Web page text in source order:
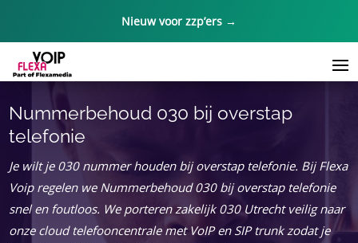
Nieuw voor zzp’ers →
Nummerbehoud 030 bij overstap
telefonie
Je wilt je 030 nummer houden bij overstap telefonie. Bij Flexa
Voip regelen we Nummerbehoud 030 bij overstap telefonie
snel en foutloos. We porteren zakelijk 030 Utrecht veilig naar
onze cloud telefooncentrale met VoIP en SIP trunk zodat je